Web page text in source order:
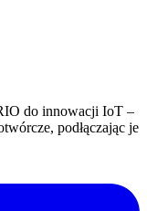
do innowacji IoT –
podłączając je